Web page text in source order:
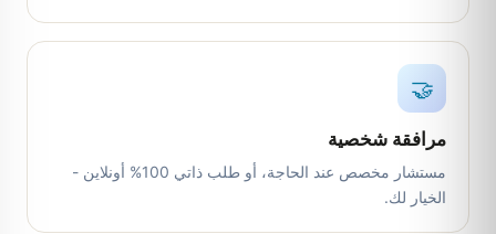
🤝
مرافقة شخصية
مستشار مخصص عند الحاجة، أو طلب ذاتي 100% أونلاين -
الخيار لك.